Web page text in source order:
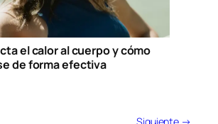
el calor al cuerpo y cómo
de forma efectiva